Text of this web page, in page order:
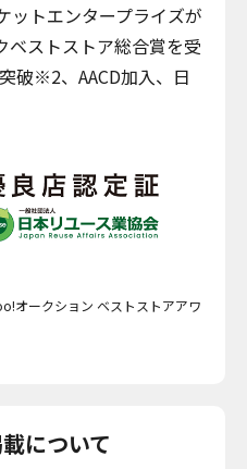
ットエンタープライズが
ベストストア総合賞を受
破※2、AACD加入、日
オークション ベストストアアワ
について